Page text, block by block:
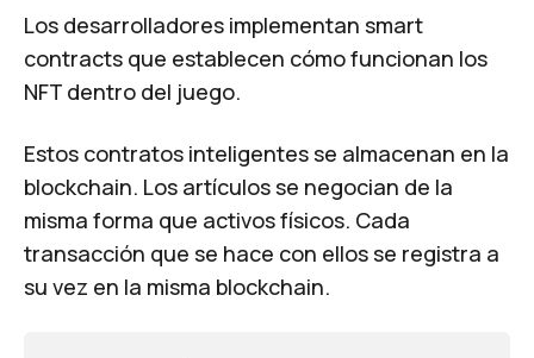
Los desarrolladores implementan smart
contracts que establecen cómo funcionan los
NFT dentro del juego.
Estos contratos inteligentes se almacenan en la
blockchain. Los artículos se negocian de la
misma forma que activos físicos. Cada
transacción que se hace con ellos se registra a
su vez en la misma blockchain.